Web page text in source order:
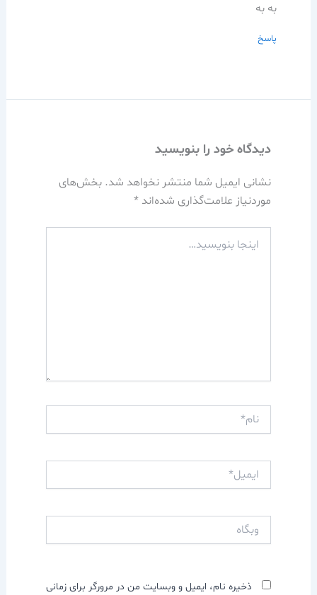
به به
پاسخ
دیدگاه‌ خود را بنویسید
نشانی ایمیل شما منتشر نخواهد شد. بخش‌های
موردنیاز علامت‌گذاری شده‌اند *
بنویسید…
ذخیره نام، ایمیل و وبسایت من در مرورگر برای زمانی